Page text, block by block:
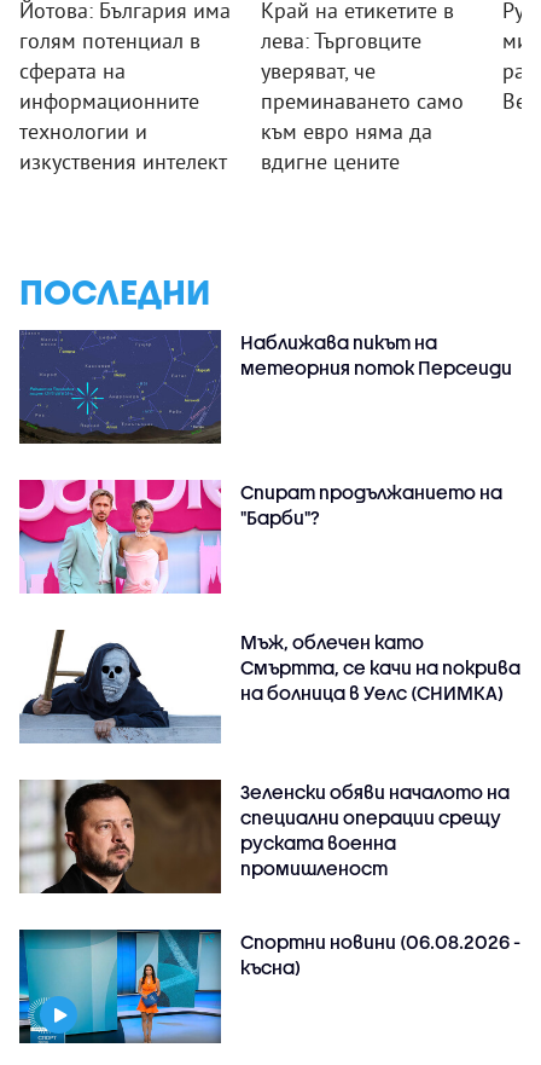
Йотова: България има
голям потенциал в
сферата на
информационните
технологии и
изкуствения интелект
Край на етикетите в
лева: Търговците
уверяват, че
преминаването само
към евро няма да
вдигне цените
ПОСЛЕДНИ
Наближава пикът на
метеорния поток Персеиди
Спират продължанието на
"Барби"?
Мъж, облечен като
Смъртта, се качи на покрива
на болница в Уелс (СНИМКА)
Зеленски обяви началото на
специални операции срещу
руската военна
промишленост
Спортни новини (06.08.2026 -
късна)